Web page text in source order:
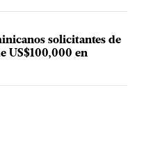
solicitantes de
US$100,000 en